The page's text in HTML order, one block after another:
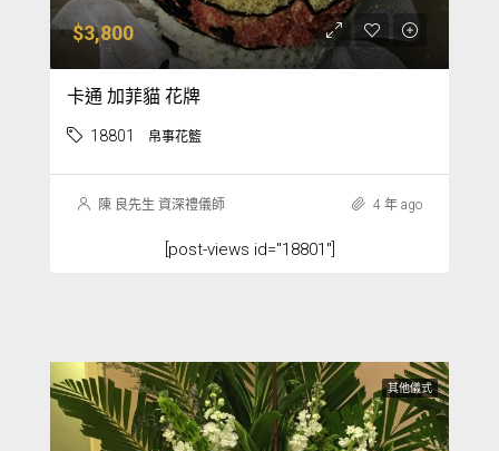
$3,800
卡通 加菲貓 花牌
18801 帛事花籃
陳 良先生 資深禮儀師 4 年 ago
[post-views id="18801"]
其他儀式